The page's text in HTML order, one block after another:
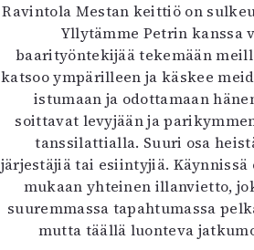
Ravintola Mestan keittiö on
Yllytämme Petrin kanssa
baarityöntekijää tekemään
katsoo ympärilleen ja käskee
istumaan ja odottamaan
soittavat levyjään ja
tanssilattialla. Suuri osa
järjestäjiä tai esiintyjiä.
mukaan yhteinen illanvietto,
suuremmassa tapahtumassa
mutta täällä luonteva